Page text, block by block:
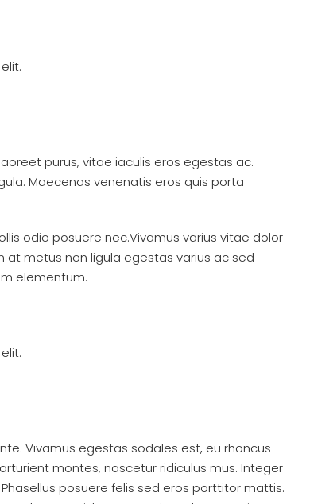
purus, vitae iaculis eros egestas ac.
Maecenas venenatis eros quis porta
odio posuere nec.Vivamus varius vitae dolor
at metus non ligula egestas varius ac sed
elementum.
Vivamus egestas sodales est, eu rhoncus
montes, nascetur ridiculus mus. Integer
posuere felis sed eros porttitor mattis.